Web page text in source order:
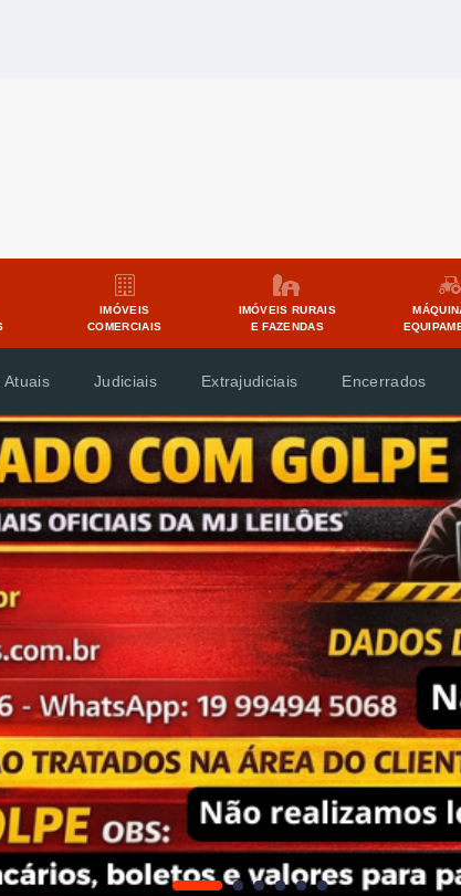
IMÓVEIS
COMERCIAIS
IMÓVEIS RURAIS
E FAZENDAS
Atuais Judiciais Extrajudiciais Encerrados